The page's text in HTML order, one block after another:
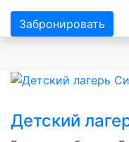
Забронировать
Детский